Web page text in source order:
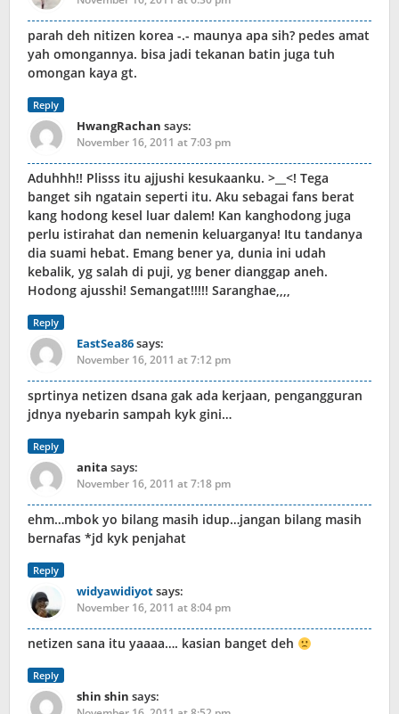
parah deh nitizen korea -.- maunya apa sih? pedes amat
yah omongannya. bisa jadi tekanan batin juga tuh
omongan kaya gt.
Reply
HwangRachan says:
November 16, 2011 at 7:03 pm
Aduhhh!! Plisss itu ajjushi kesukaanku. >__<! Tega
banget sih ngatain seperti itu. Aku sebagai fans berat
kang hodong kesel luar dalem! Kan kanghodong juga
perlu istirahat dan nemenin keluarganya! Itu tandanya
dia suami hebat. Emang bener ya, dunia ini udah
kebalik, yg salah di puji, yg bener dianggap aneh.
Hodong ajusshi! Semangat!!!!! Saranghae,,,,
Reply
EastSea86says:
November 16, 2011 at 7:12 pm
sprtinya netizen dsana gak ada kerjaan, pengangguran
jdnya nyebarin sampah kyk gini…
Reply
anita says:
November 16, 2011 at 7:18 pm
ehm…mbok yo bilang masih idup…jangan bilang masih
bernafas *jd kyk penjahat
Reply
widyawidiyotsays:
November 16, 2011 at 8:04 pm
netizen sana itu yaaaa…. kasian banget deh
Reply
shin shin says: